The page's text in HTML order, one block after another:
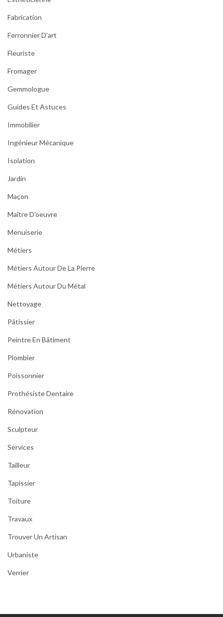
Fabrication
Ferronnier D’art
Fleuriste
Fromager
Gemmologue
Guides Et Astuces
Immobilier
Ingénieur Mécanique
Isolation
Jardin
Maçon
Maître D'oeuvre
Menuiserie
Métiers
Métiers Autour De La Pierre
Métiers Autour Du Métal
Nettoyage
Pâtissier
Peintre En Bâtiment
Plombier
Poissonnier
Prothésiste Dentaire
Rénovation
Sculpteur
Services
Tailleur
Tapissier
Toiture
Travaux
Trouver Un Artisan
Urbaniste
Verrier